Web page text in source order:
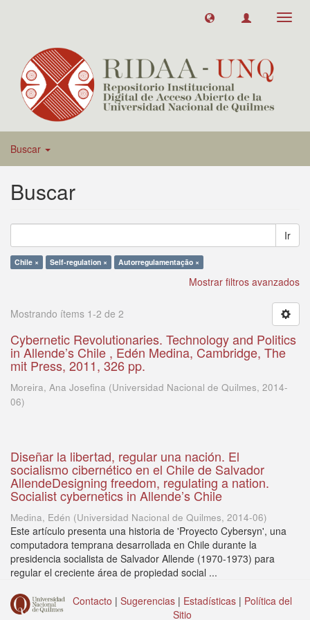
Buscar
Buscar
Ir
Chile × Self-regulation × Autorregulamentação ×
Mostrar filtros avanzados
Mostrando ítems 1-2 de 2
Cybernetic Revolutionaries. Technology and Politics
in Allende’s Chile , Edén Medina, Cambridge, The
mit Press, 2011, 326 pp.
Moreira, Ana Josefina (Universidad Nacional de Quilmes, 2014-
06)
Diseñar la libertad, regular una nación. El
socialismo cibernético en el Chile de Salvador
AllendeDesigning freedom, regulating a nation.
Socialist cybernetics in Allende’s Chile
Medina, Edén (Universidad Nacional de Quilmes, 2014-06)
Este artículo presenta una historia de 'Proyecto Cybersyn', una
computadora temprana desarrollada en Chile durante la
presidencia socialista de Salvador Allende (1970-1973) para
regular el creciente área de propiedad social ...
Contacto | Sugerencias | Estadísticas | Política del
Sitio